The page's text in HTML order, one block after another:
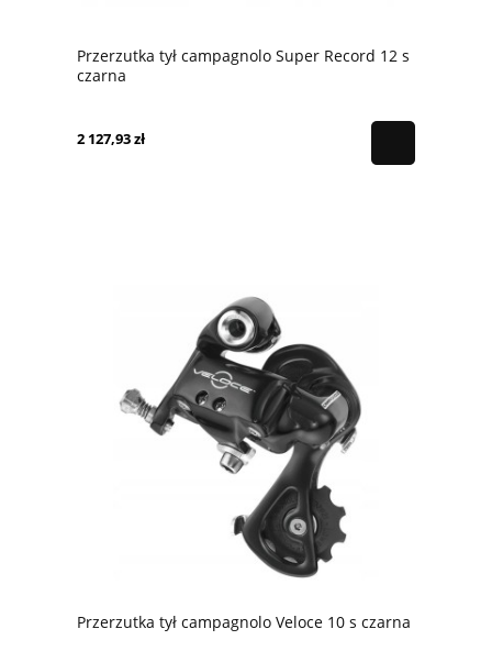
Przerzutka tył campagnolo Super Record 12 s
czarna
2 127,93 zł
Przerzutka tył campagnolo Veloce 10 s czarna